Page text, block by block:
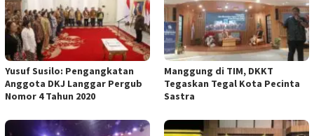
Yusuf Susilo: Pengangkatan
Anggota DKJ Langgar Pergub
Nomor 4 Tahun 2020
Manggung di TIM, DKKT
Tegaskan Tegal Kota Pecinta
Sastra